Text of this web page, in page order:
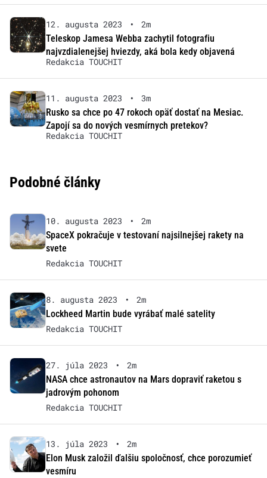
12. augusta 2023 •
2m
Teleskop Jamesa Webba zachytil fotografiu
najvzdialenejšej hviezdy, aká bola kedy objavená
Redakcia TOUCHIT
11. augusta 2023 •
3m
Rusko sa chce po 47 rokoch opäť dostať na Mesiac.
Zapojí sa do nových vesmírnych pretekov?
Redakcia TOUCHIT
Podobné články
10. augusta 2023 •
2m
SpaceX pokračuje v testovaní najsilnejšej rakety na
svete
Redakcia TOUCHIT
8. augusta 2023 •
2m
Lockheed Martin bude vyrábať malé satelity
Redakcia TOUCHIT
27. júla 2023 •
2m
NASA chce astronautov na Mars dopraviť raketou s
jadrovým pohonom
Redakcia TOUCHIT
13. júla 2023 •
2m
Elon Musk založil ďalšiu spoločnosť, chce porozumieť
vesmíru